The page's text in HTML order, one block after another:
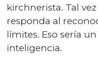
kirchnerista. Tal
responda al
límites. Eso sería
inteligencia.